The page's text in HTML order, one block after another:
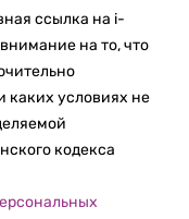
и зарядки с
ссылка на i-
на то, что
каких условиях не
кодекса